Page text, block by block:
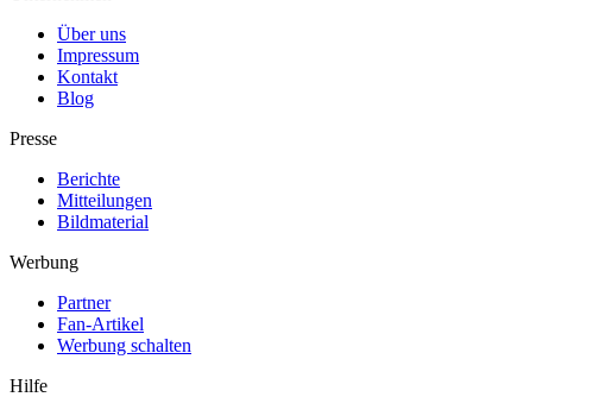
Über uns
Impressum
Kontakt
Blog
Presse
Berichte
Mitteilungen
Bildmaterial
Werbung
Partner
Fan-Artikel
Werbung schalten
Hilfe